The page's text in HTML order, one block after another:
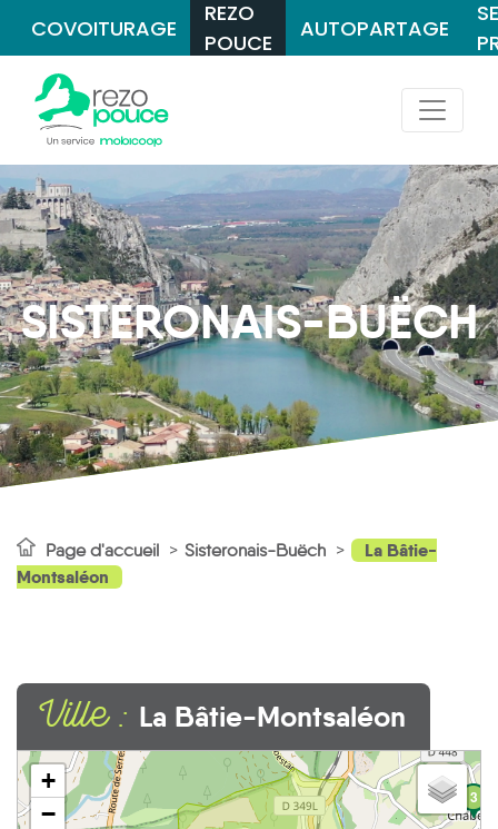
COVOITURAGE
REZO
POUCE
AUTOPARTAGE
SISTERONAIS-BUËCH
Page d'accueil Sisteronais-Buëch
La Bâtie-
Montsaléon
Ville : La Bâtie-Montsaléon
3
+
−